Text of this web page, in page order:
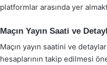
platformlar arasında yer
Maçın Yayın Saati ve
Maçın yayın saatini ve
hesaplarının takip edilmesi